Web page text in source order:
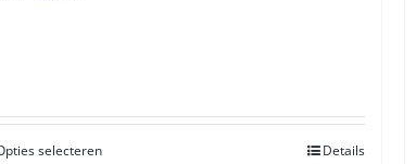
selecterenDit
Details